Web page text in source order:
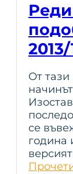
От тази
се
година